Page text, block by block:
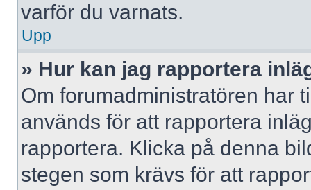
varför du varnats.
Upp
» Hur kan jag rapportera
Om forumadministratören har
används för att rapportera
rapportera. Klicka på denna
stegen som krävs för att